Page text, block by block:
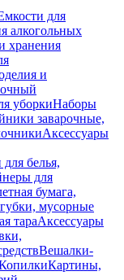
для
алкогольных
хранения
и
уборкиНаборы
заварочные,
Аксессуары
белья,
для
бумага,
мусорные
тараАксессуары
Вешалки-
Картины,